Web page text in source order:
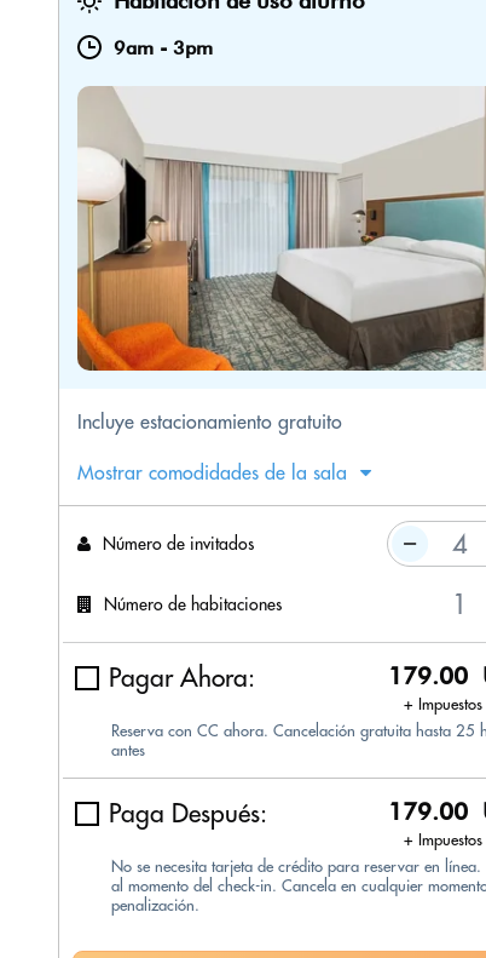
9am - 3pm
Incluye estacionamiento gratuito
Mostrar comodidades de la sala
Número de invitados
Número de habitaciones
Pagar Ahora: 179.00
+
Reserva con CC ahora. Cancelación gratuita hasta 25
antes
Paga Después: 179.00
+
No se necesita tarjeta de crédito para reservar en línea.
al momento del check-in. Cancela en cualquier
penalización.